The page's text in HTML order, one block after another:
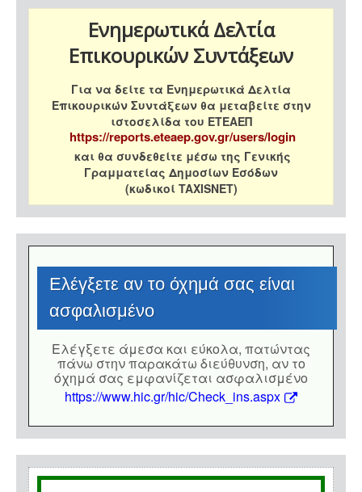
Ενημερωτικά Δελτία
Επικουρικών Συντάξεων
Για να δείτε τα Ενημερωτικά Δελτία
Επικουρικών Συντάξεων θα μεταβείτε στην
ιστοσελίδα του ΕΤΕΑΕΠ
https://reports.eteaep.gov.gr/users/login
και θα συνδεθείτε μέσω της Γενικής
Γραμματείας Δημοσίων Εσόδων
(κωδικοί TAXISNET)
Eλέγξετε αν το όχημά σας είναι
ασφαλισμένο
Eλέγξετε άμεσα και εύκολα, πατώντας
πάνω στην παρακάτω διεύθυνση, αν το
όχημά σας εμφανίζεται ασφαλισμένο
https://www.hic.gr/hic/Check_ins.aspx